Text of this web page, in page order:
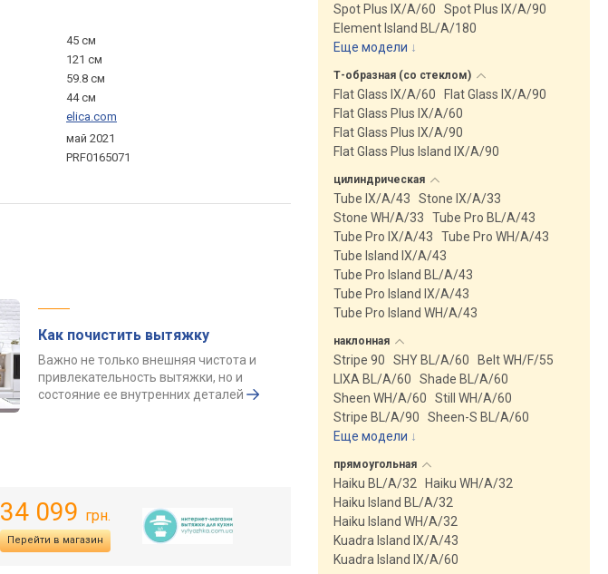
45 см
121 см
59.8 см
44 см
elica.com
май 2021
PRF0165071
Как почистить вытяжку
Важно не только внешняя чистота и
привлекательность вытяжки, но и
состояние ее внутренних деталей
34 099 грн.
Перейти в магазин
Spot Plus IX/A/60
Spot Plus IX/A/90
Element Island BL/A/180
Еще модели ↓
Т-образная (со стеклом)
Flat Glass IX/A/60
Flat Glass IX/A/90
Flat Glass Plus IX/A/60
Flat Glass Plus IX/A/90
Flat Glass Plus Island IX/A/90
цилиндрическая
Tube IX/A/43
Stone IX/A/33
Stone WH/A/33
Tube Pro BL/A/43
Tube Pro IX/A/43
Tube Pro WH/A/43
Tube Island IX/A/43
Tube Pro Island BL/A/43
Tube Pro Island IX/A/43
Tube Pro Island WH/A/43
наклонная
Stripe 90 SHY BL/A/60
Belt WH/F/55
LIXA BL/A/60
Shade BL/A/60
Sheen WH/A/60
Still WH/A/60
Stripe BL/A/90
Sheen-S BL/A/60
Еще модели ↓
прямоугольная
Haiku BL/A/32
Haiku WH/A/32
Haiku Island BL/A/32
Haiku Island WH/A/32
Kuadra Island IX/A/43
Kuadra Island IX/A/60